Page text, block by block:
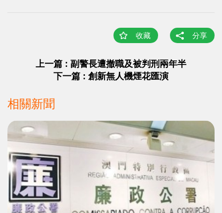
收藏 分享
上一篇 : 副警長遭撤職及被判刑兩年半
下一篇 : 創新無人機煙花匯演
相關新聞